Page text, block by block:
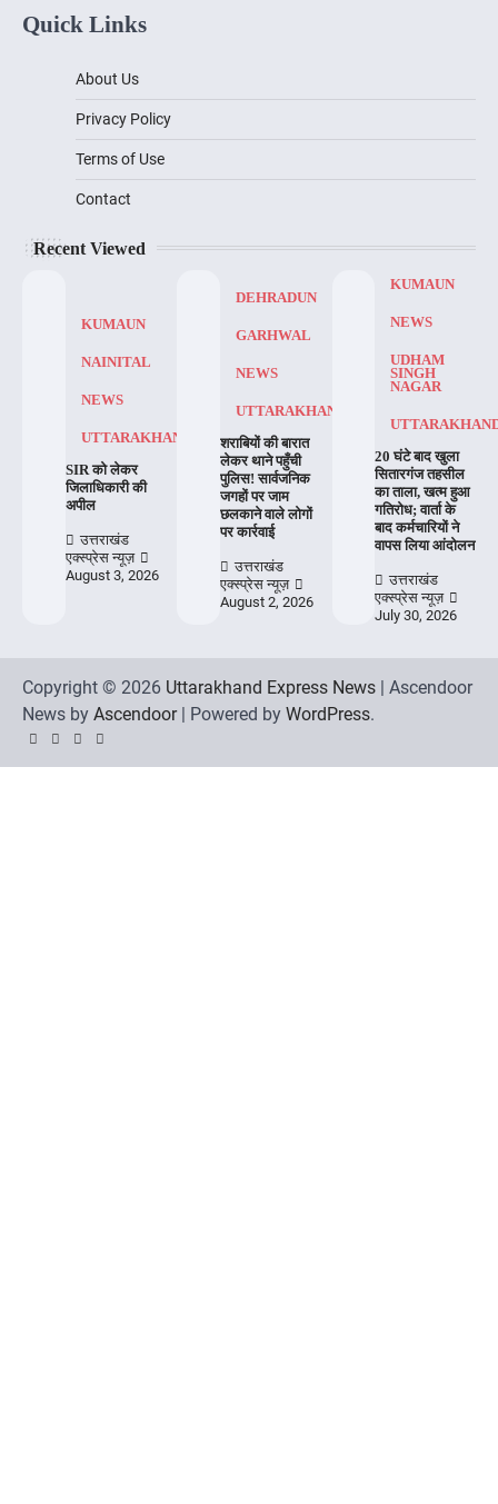
Quick Links
About Us
Privacy Policy
Terms of Use
Contact
Recent Viewed
KUMAUN
NAINITAL
NEWS
UTTARAKHAND
SIR को लेकर
जिलाधिकारी की
अपील
उत्तराखंड
एक्स्प्रेस न्यूज़
August 3, 2026
DEHRADUN
GARHWAL
NEWS
UTTARAKHAND
शराबियों की बारात
लेकर थाने पहुँची
पुलिस! सार्वजनिक
जगहों पर जाम
छलकाने वाले लोगों
पर कार्रवाई
उत्तराखंड
एक्स्प्रेस न्यूज़
August 2, 2026
KUMAUN
NEWS
UDHAM
SINGH
NAGAR
20 घंटे बाद खुला
सितारगंज तहसील
का ताला, खत्म हुआ
गतिरोध; वार्ता के
बाद कर्मचारियों ने
वापस लिया आंदोलन
उत्तराखंड
एक्स्प्रेस न्यूज़
July 30, 2026
Copyright © 2026 Uttarakhand Express News | Ascendoor
News by Ascendoor| Powered by WordPress.
YouTube
Instagram
Facebook
Whatsapp